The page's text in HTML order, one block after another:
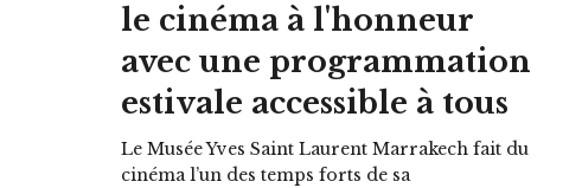
le cinéma à l'honneur
avec une programmation
estivale accessible à tous
Le Musée Yves Saint Laurent Marrakech fait du
cinéma l’un des temps forts de sa